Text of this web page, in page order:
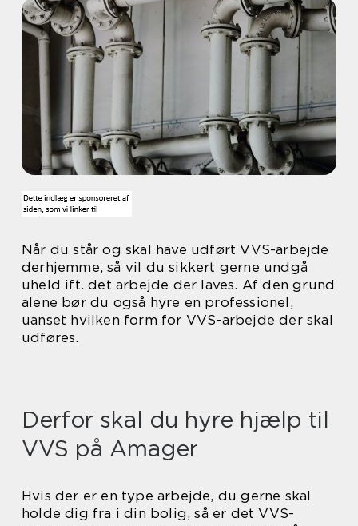
Når du står og skal have udført VVS-arbejde
derhjemme, så vil du sikkert gerne undgå
uheld ift. det arbejde der laves. Af den grund
alene bør du også hyre en professionel,
uanset hvilken form for VVS-arbejde der skal
udføres.
Derfor skal du hyre hjælp til
VVS på Amager
Hvis der er en type arbejde, du gerne skal
holde dig fra i din bolig, så er det VVS-